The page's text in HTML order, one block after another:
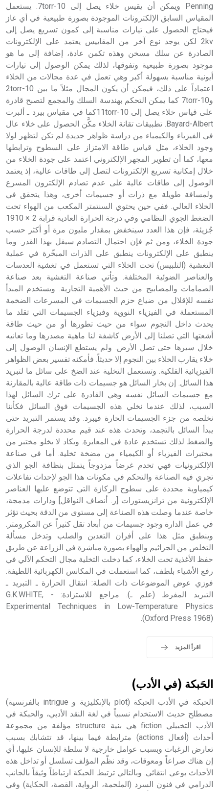
Penning ويمكن أن يقيس خلاء يصل إلى 10-7torr. يستعمل
المقياس السابق الإلكترونات الموجودة بصورة طبيعية في أي غاز
فيحتاج الحصول على تيارات مناسبة إلى كمون تسريع يصل إلى
2kv لكن يوجد نوع آخر من المقاييس يعتمد على الإلكترونات
الصادرة عن سلك مسخن وهذه تكمن عادة، إضافة إلى ما هو
موجود بصورة طبيعية وتفوقها، لذلك يمكن الوصول إلى تيارات
أيونية مناسبة بسهولة أكبر وهي تعمل في عدة مجالات من الخلاء
اعتماداً على ذلك، فيمكن أن يكون المجال مثلاً ما بين 10-2torr
و10-7torr كما يمكن التحكم بهندسة السلك والمجمع لتصبح قادرة
على قياس خلاء يصل إلى 10-11torrكما في مقياس بيرد ـ ألبرت
Bayard-Albert. تطبيقات تقانة الخلاء مكَّن الحصول على خلاء عال
في الفيزياء والكيمياء من دراسة ظواهر جديدة لم تكن لتظهر لولا
وجود الخلاء، مثل قياس طاقة الامتزاز على السطوح وترابطها
معها، كما أن تطوير المجهر الإلكتروني اعتمد على جودة الخلاء من
خلال إمكانية تسريع الإلكترونات لتصل إلى طاقات عالية، إذ يعتمد
الوصول إلى طاقات عالية على عدم تصادم الإلكترون المسرع
ولمسافة طويلة مع ذرات أو جسيمات أخرى، وهذا يتحقق في
الخلاء العالي. ففي حين يحتوي السنتمتر المكعب من الهواء تحت
الضغط الجوي النظامي وفي درجة الحرارة العادية قرابة 2 × 1910
جُزيئة، فإن هذا العدد سينخفض بمقدار مليون مرة أو أكثر حسب
جودة الخلاء، ومن ثم فإن احتمال التصادم سيقل بهذا القدر. وما
ينطبق على الإلكترونات ينطبق على الذرات المبخّرة في عملية
التغشية (التلبيس) تحت الخلاء التي تستعمل في تغشية العدسات
والعناصر الضوئية المختلفة. وتأتي صناعة التغشية بعد صناعة
الصمامات والمصابيح من حيث الأهمية التجارية. ويستخدم المبدأ
نفسه للإقلال من ضياع حزم الجسيمات في المسرعات الضخمة
المستعملة في الفيزياء النووية وفيزياء الجسيمات التي تقلد ما
يحدث داخل النجوم سواء من حيث تطورها أو من حيث طاقة
أشعتها التي تصلنا إلى الأرض كاشفة لنا ماهية مصدرها وما تعانيه
خلال سيرها حتى تصل الأرض. ولم يستطع الإنسان الوصول إلى
خلاء يقارب الخلاء بين النجوم إلا حديثاً. فأمكنه تفسير بعض الظواهر
الفيزيائية الفلكية. وتستعمل التخلية عند الضخ على سائل ما لتبريد
هذا السائل. إن بخار السائل هو جسيمات ذات طاقة عالية بالمقارنة
مع جسيمات السائل نفسه وهي القادرة على ترك السائل لهذا
السبب، لذلك عندما نخلي هذه الجسيمات فوق السائل فكأننا
نخلصه من جزء الجسيمات الحارة فيبرد. وقد يستمر التبريد حتى
يبدأ السائل بالتجمد، وتحدث هذه عند قيم محددة لدرجة الحرارة
والضغط لذلك تستخدم عادة في المعايرة. ويكاد لا يخلو مختبر من
مختبرات الفيزياء أو الكيمياء من مضخة تخلية. أما في صناعة
الإلكترونيات فهي تخدم غرضاً مزدوجاً يتمثل بنظافة الجو الذي
تجري فيه الصناعة والتحكم في مكونات هذا الجو لإحداث تفاعلات
كيمياوية محددة على سطوح الركازة التي تتوضع عليها العناصر
الإلكترونية من ترانزيستورات [ر. أنصاف النواقل] ودارات مدمجة،
خاصة عندما وصلت هذه الصناعة إلى مستوى من الدقة بحيث تؤثر
في عمل الدارة وجود جسيمات من أبعاد تقل كثيراً عن المكرومتر.
وينطبق مثل هذا على أفران التعدين والصلب وتدخل مسألة
التخلص من الجراثيم والهواء بصورة مباشرة في الزراعة عن طريق
حفظ الأغذية تحت الخلاء، كما دخلت التخلية مجال التحكم الآلي في
رفع الأشياء بلطف، كما استعملت في المكانس الكهربائية اللطيفة.
فوزي عوض الموضوعات ذات الصلة: انتقال الحرارة ـ التبريد ـ
التبريد المفرط (علم ـ). مراجع للاستزادة: - G.K.WHITE,
Experimental Techniques in Low-Temperature Physics
(Oxford Press 1968).
اقرأ المزيد
الحَبكة (في الأدب)
الحبكة في الأدب الحبكة (plot بالإنكليزية و intrigue بالفرنسية)
مصطلح حديث الاستخدام نسبياً في لغة النقد الأدبي، والحبكة في
الأدب التخييلي fiction هي بنية structure مؤلفة من مجموعة
أحداث (أفعال actions) مترابطة فيما بينها، قد تتشابك بسبب
تعارض الرغبات وبسبب عوامل خارجية لا سلطة للإنسان عليها، أي
إن هناك صراعاً ومعوقات، وقد نظّم المؤلف تسلسل أو تداخل هذه
الأحداث بوعي انتقائي. وبالتالي ترتبط الحبكة ارتباطاً وثيقاً بالجانب
الدرامي في فنون السرد (الملحمة، الرواية، القصة، الحكاية) وفي